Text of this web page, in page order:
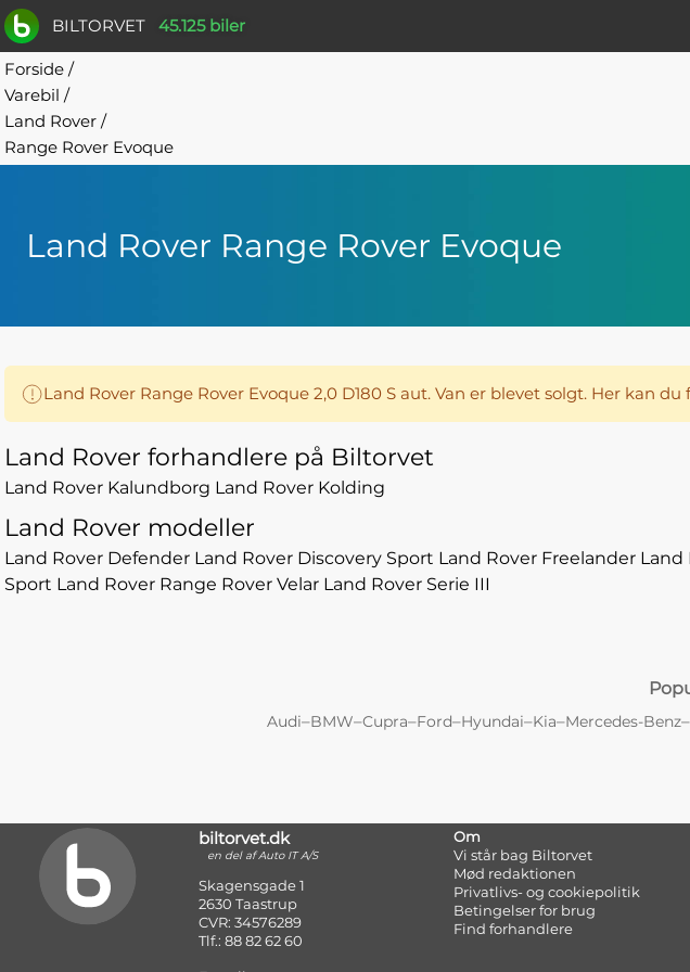
BILTORVET 45.125 biler
Forside /
Varebil /
Land Rover /
Range Rover Evoque
Land Rover Range Rover Evoque
Land Rover Range Rover Evoque 2,0 D180 S aut. Van er blevet solgt. Her kan
Land Rover forhandlere på Biltorvet
Land Rover Kalundborg Land Rover Kolding
Land Rover modeller
Land Rover Defender Land Rover Discovery Sport Land Rover Freelander Land
Sport Land Rover Range Rover Velar Land Rover Serie III
Audi–BMW–Cupra–Ford–Hyundai–Kia–Mercedes-Benz–
Om
Vi står bag Biltorvet
Mød redaktionen
Privatlivs- og cookiepolitik
Betingelser for brug
Find forhandlere
biltorvet.dk
en del af Auto IT A/S
Skagensgade 1
2630 Taastrup
CVR: 34576289
Tlf.: 88 82 62 60